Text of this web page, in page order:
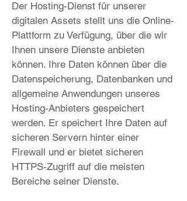
Der Hosting-Dienst für unserer
digitalen Assets stellt uns die Online-
Plattform zu Verfügung, über die wir
Ihnen unsere Dienste anbieten
können. Ihre Daten können über die
Datenspeicherung, Datenbanken und
allgemeine Anwendungen unseres
Hosting-Anbieters gespeichert
werden. Er speichert Ihre Daten auf
sicheren Servern hinter einer
Firewall und er bietet sicheren
HTTPS-Zugriff auf die meisten
Bereiche seiner Dienste.